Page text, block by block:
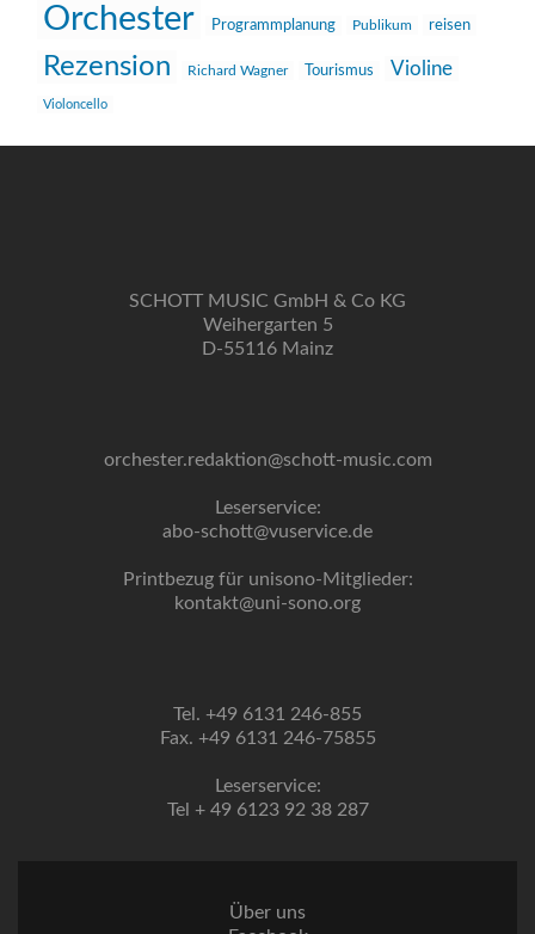
Orchester Programmplanung Publikum reisen
Rezension Richard Wagner Tourismus Violine
Violoncello
SCHOTT MUSIC GmbH & Co KG
Weihergarten 5
D-55116 Mainz
orchester.redaktion@schott-music.com
Leserservice:
abo-schott@vuservice.de
Printbezug für unisono-Mitglieder:
kontakt@uni-sono.org
Tel. +49 6131 246-855
Fax. +49 6131 246-75855
Leserservice:
Tel + 49 6123 92 38 287
Über uns